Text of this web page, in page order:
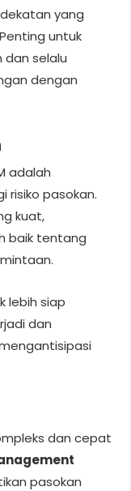
yang
untuk
selalu
dengan
adalah
risiko pasokan.
kuat,
baik tentang
lebih siap
dan
dan cepat
pasokan